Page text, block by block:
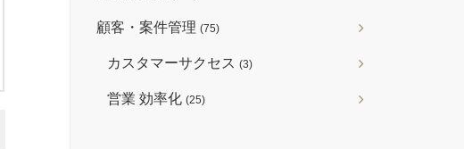
顧客・案件管理 (75)
カスタマーサクセス (3)
営業 効率化 (25)